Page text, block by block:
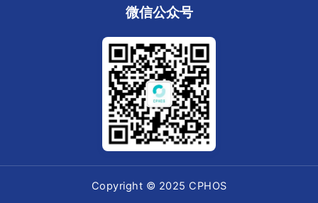
微信公众号
Copyright © 2025 CPHOS